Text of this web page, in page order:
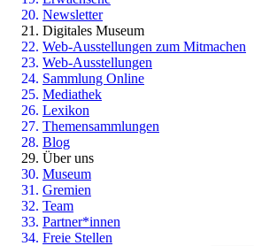
Newsletter
Digitales Museum
Web-Ausstellungen zum Mitmachen
Web-Ausstellungen
Sammlung Online
Mediathek
Lexikon
Themensammlungen
Blog
Über uns
Museum
Gremien
Team
Partner*innen
Freie Stellen